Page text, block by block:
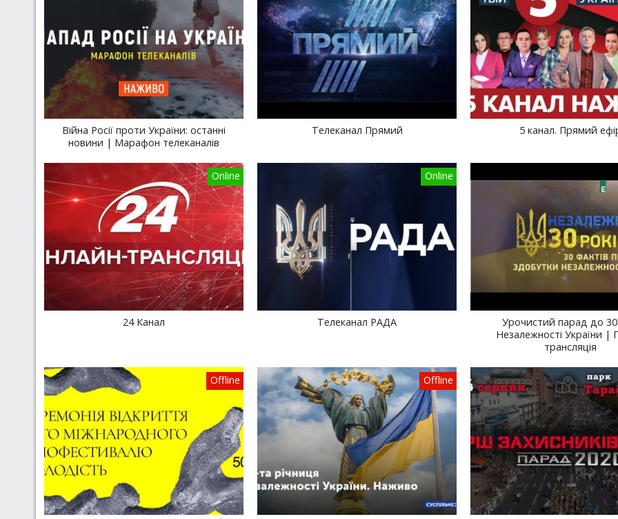
Війна Росії проти України: останні
новини | Марафон телеканалів
Телеканал Прямий 5 канал. Прямий
Online
24 Канал
Online
Телеканал РАДА
Урочистий парад до
Незалежності України |
трансляція
Offline Offline